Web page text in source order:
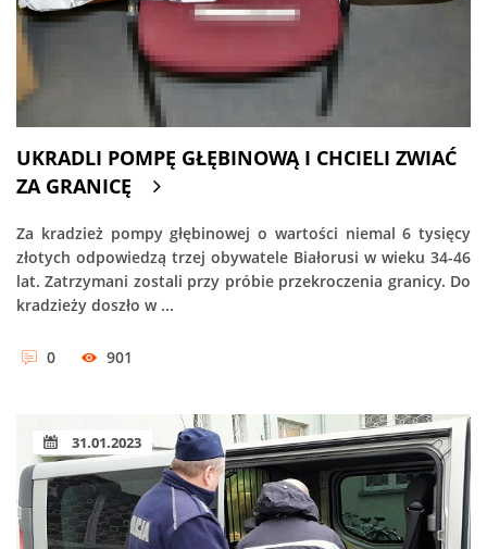
UKRADLI POMPĘ GŁĘBINOWĄ I CHCIELI ZWIAĆ
ZA GRANICĘ
Za kradzież pompy głębinowej o wartości niemal 6 tysięcy
złotych odpowiedzą trzej obywatele Białorusi w wieku 34-46
lat. Zatrzymani zostali przy próbie przekroczenia granicy. Do
kradzieży doszło w ...
0 901
31.01.2023